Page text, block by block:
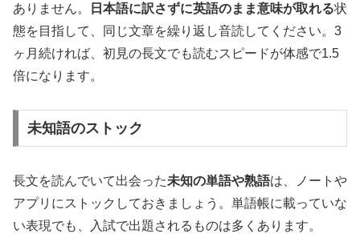
ありません。
日本語に訳さずに英語のまま意味が取れる状
態を目指して、同じ文章を繰り返し音読してください。3
ヶ月続ければ、初見の長文でも読むスピードが体感で1.5
倍になります。
未知語のストック
長文を読んでいて出会った未知の単語や熟語は、ノートや
アプリにストックしておきましょう。単語帳に載っていな
い表現でも、入試で出題されるものは多くあります。